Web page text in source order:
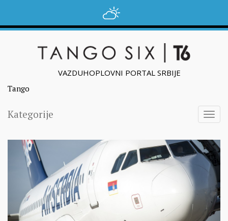
VAZDUHOPLOVNI PORTAL SRBIJE
Tango
Kategorije